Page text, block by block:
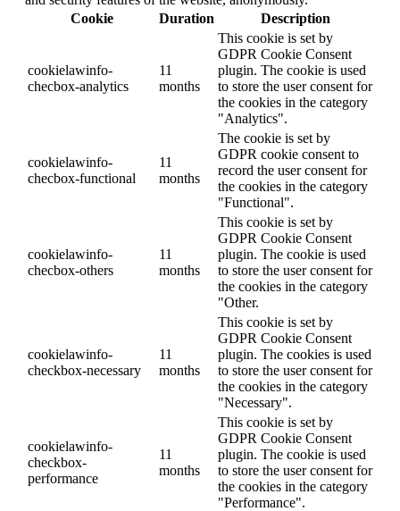
Cookie
Duration Description
cookielawinfo-
checbox-analytics
11
months
This cookie is set by
GDPR Cookie Consent
plugin. The cookie is used
to store the user consent for
the cookies in the category
"Analytics".
cookielawinfo-
checbox-functional
11
months
The cookie is set by
GDPR cookie consent to
record the user consent for
the cookies in the category
"Functional".
cookielawinfo-
checbox-others
11
months
This cookie is set by
GDPR Cookie Consent
plugin. The cookie is used
to store the user consent for
the cookies in the category
"Other.
cookielawinfo-
checkbox-necessary
11
months
This cookie is set by
GDPR Cookie Consent
plugin. The cookies is used
to store the user consent for
the cookies in the category
"Necessary".
cookielawinfo-
checkbox-
performance
11
months
This cookie is set by
GDPR Cookie Consent
plugin. The cookie is used
to store the user consent for
the cookies in the category
"Performance".